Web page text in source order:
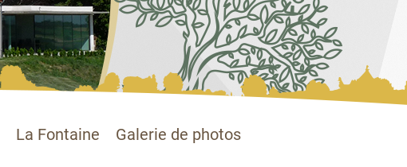
La Fontaine Galerie de photos